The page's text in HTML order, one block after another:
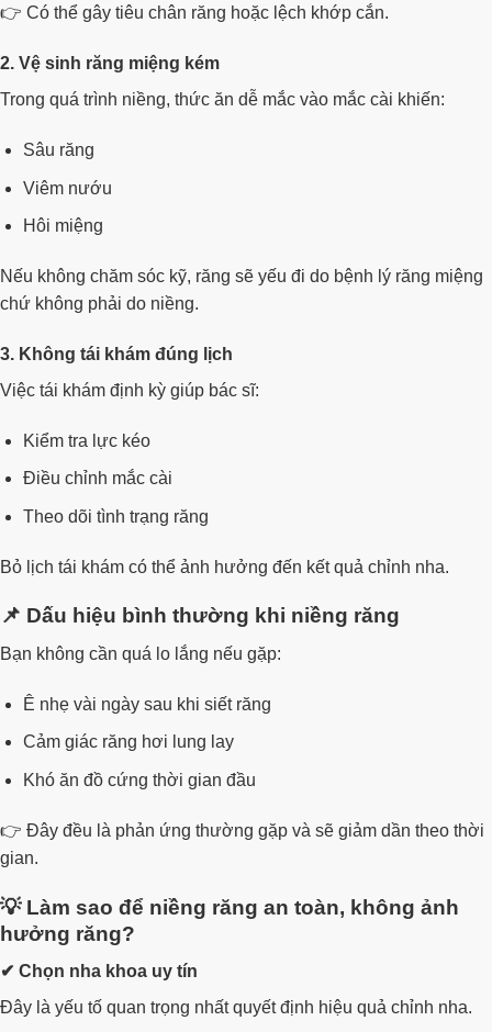
👉 Có thể gây tiêu chân răng hoặc lệch khớp cắn.
2. Vệ sinh răng miệng kém
Trong quá trình niềng, thức ăn dễ mắc vào mắc cài khiến:
Sâu răng
Viêm nướu
Hôi miệng
Nếu không chăm sóc kỹ, răng sẽ yếu đi do bệnh lý răng miệng
chứ không phải do niềng.
3. Không tái khám đúng lịch
Việc tái khám định kỳ giúp bác sĩ:
Kiểm tra lực kéo
Điều chỉnh mắc cài
Theo dõi tình trạng răng
Bỏ lịch tái khám có thể ảnh hưởng đến kết quả chỉnh nha.
📌 Dấu hiệu bình thường khi niềng răng
Bạn không cần quá lo lắng nếu gặp:
Ê nhẹ vài ngày sau khi siết răng
Cảm giác răng hơi lung lay
Khó ăn đồ cứng thời gian đầu
👉 Đây đều là phản ứng thường gặp và sẽ giảm dần theo thời
gian.
💡 Làm sao để niềng răng an toàn, không ảnh
hưởng răng?
✔ Chọn nha khoa uy tín
Đây là yếu tố quan trọng nhất quyết định hiệu quả chỉnh nha.